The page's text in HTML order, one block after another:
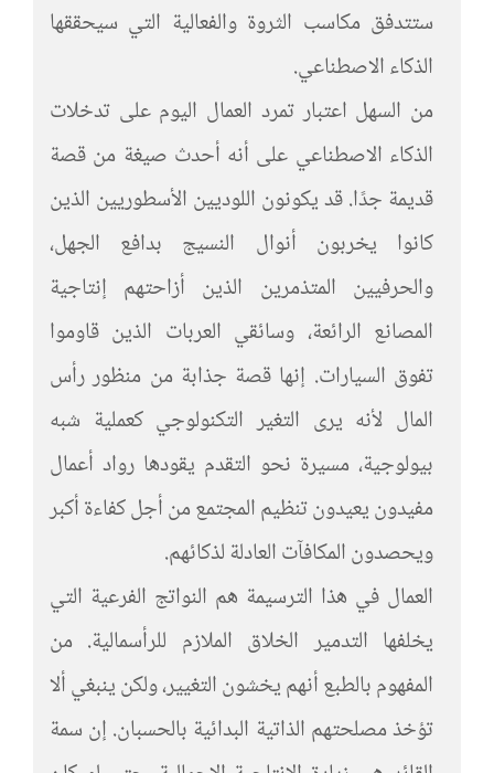
ستتدفق مكاسب الثروة والفعالية التي سيحققها
الذكاء الاصطناعي.
من السهل اعتبار تمرد العمال اليوم على تدخلات
الذكاء الاصطناعي على أنه أحدث صيغة من قصة
قديمة جدًا. قد يكونون اللوديين الأسطوريين الذين
كانوا يخربون أنوال النسيج بدافع الجهل،
والحرفيين المتذمرين الذين أزاحتهم إنتاجية
المصانع الرائعة، وسائقي العربات الذين قاوموا
تفوق السيارات. إنها قصة جذابة من منظور رأس
المال لأنه يرى التغير التكنولوجي كعملية شبه
بيولوجية، مسيرة نحو التقدم يقودها رواد أعمال
مفيدون يعيدون تنظيم المجتمع من أجل كفاءة أكبر
ويحصدون المكافآت العادلة لذكائهم.
العمال في هذا الترسيمة هم النواتج الفرعية التي
يخلفها التدمير الخلاق الملازم للرأسمالية. من
المفهوم بالطبع أنهم يخشون التغيير، ولكن ينبغي ألا
تؤخذ مصلحتهم الذاتية البدائية بالحسبان. إن سمة